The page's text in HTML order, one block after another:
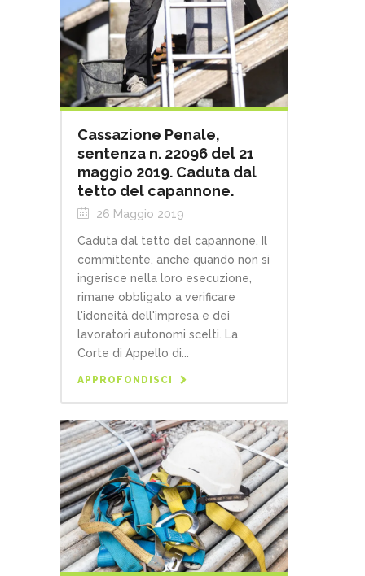
Cassazione Penale,
sentenza n. 22096 del 21
maggio 2019. Caduta dal
tetto del capannone.
26 Maggio 2019
Caduta dal tetto del capannone. Il
committente, anche quando non si
ingerisce nella loro esecuzione,
rimane obbligato a verificare
l'idoneità dell'impresa e dei
lavoratori autonomi scelti. La
Corte di Appello di...
APPROFONDISCI